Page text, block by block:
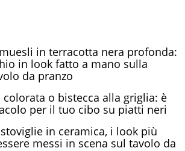
in terracotta nera profonda:
in look fatto a mano sulla
da pranzo
colorata o bistecca alla griglia: è
per il tuo cibo su piatti neri
in ceramica, i look più
messi in scena sul tavolo da